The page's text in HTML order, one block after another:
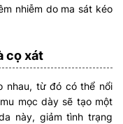
nhiễm do ma sát kéo
cọ xát
nhau, từ đó có thể nổi
mọc dày sẽ tạo một
này, giảm tình trạng